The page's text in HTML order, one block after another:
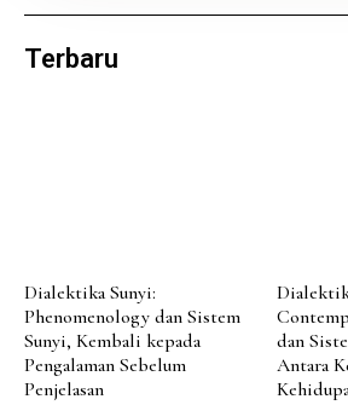
Terbaru
Dialektika Sunyi:
Phenomenology dan Sistem
Sunyi, Kembali kepada
Pengalaman Sebelum
Penjelasan
dan
Antara